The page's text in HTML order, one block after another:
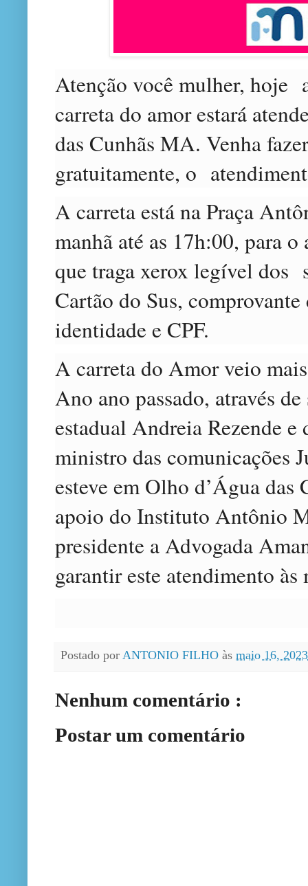
Atenção você mulher, hoje
carreta do amor estará
das Cunhãs MA. Venha
gratuitamente, o
A carreta está na Praça
manhã até as 17h:00, para
que traga xerox legível dos
Cartão do Sus,
identidade e CPF.
A carreta do Amor veio
Ano ano passado, através
estadual Andreia Rezende e
ministro das comunicações
esteve em Olho d’Água das
apoio do Instituto Antônio
presidente a Advogada
garantir este atendimento
Postado por ANTONIO FILHO às maio 16,
Nenhum comentário :
Postar um comentário